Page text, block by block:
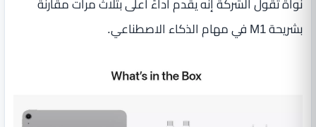
بشريحة M1 في مهام الذكاء الاصطناعي.